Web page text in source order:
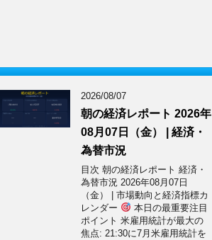
2026/08/07
朝の経済レポート 2026年
08月07日（金） | 経済・
為替市況
目次 朝の経済レポート 経済・
為替市況 2026年08月07日
（金） | 市場動向と経済指標カ
レンダー
本日の最重要注目
ポイント 米雇用統計が最大の
焦点: 21:30に7月米雇用統計を